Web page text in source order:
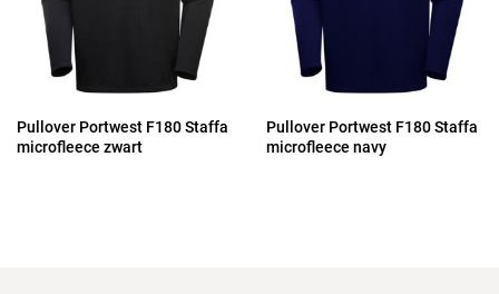
Pullover Portwest F180 Staffa
microfleece zwart
Pullover Portwest F180 Staffa
microfleece navy